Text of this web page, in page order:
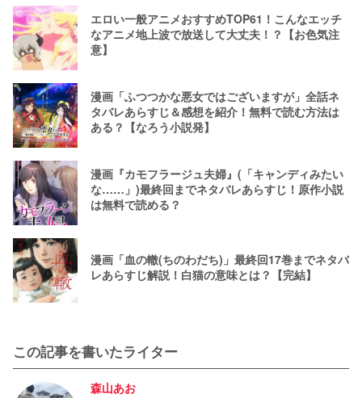
エロい一般アニメおすすめTOP61！こんなエッチ
なアニメ地上波で放送して大丈夫！？【お色気注
意】
漫画「ふつつかな悪女ではございますが」全話ネ
タバレあらすじ＆感想を紹介！無料で読む方法は
ある？【なろう小説発】
漫画『カモフラージュ夫婦』(「キャンディみたい
な……」)最終回までネタバレあらすじ！原作小説
は無料で読める？
漫画「血の轍(ちのわだち)」最終回17巻までネタバ
レあらすじ解説！白猫の意味とは？【完結】
この記事を書いたライター
森山あお